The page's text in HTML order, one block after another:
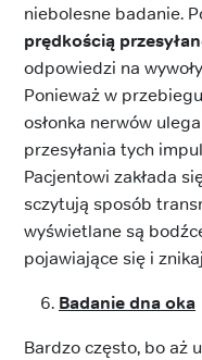
niebolesne badanie.
prędkością
odpowiedzi na
Ponieważ w
osłonka nerwów
przesyłania tych
Pacjentowi zakłada
sczytują sposób
wyświetlane są
pojawiające się i
Badanie dna oka
Bardzo często, bo aż